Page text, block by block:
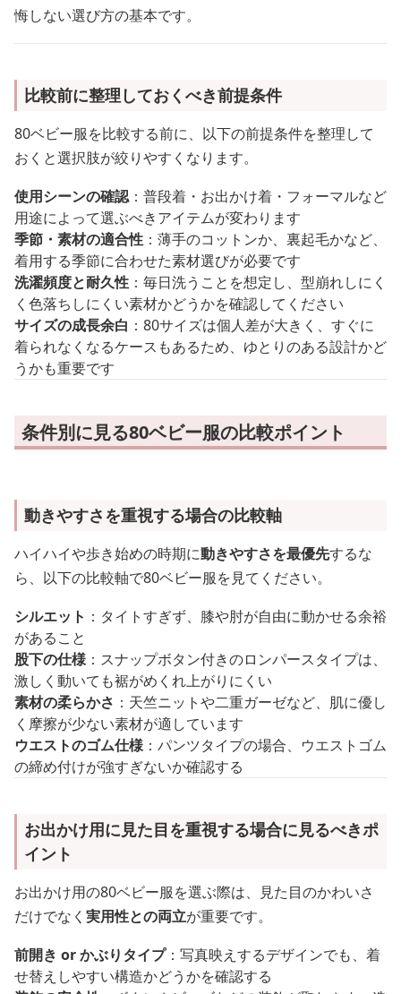
悔しない選び方の基本です。
比較前に整理しておくべき前提条件
80ベビー服を比較する前に、以下の前提条件を整理して
おくと選択肢が絞りやすくなります。
使用シーンの確認：普段着・お出かけ着・フォーマルなど
用途によって選ぶべきアイテムが変わります
季節・素材の適合性 ：薄手のコットンか、裏起毛かなど、
着用する季節に合わせた素材選びが必要です
洗濯頻度と耐久性 ：毎日洗うことを想定し、型崩れしにく
く色落ちしにくい素材かどうかを確認してください
サイズの成長余白 ：80サイズは個人差が大きく、すぐに
着られなくなるケースもあるため、ゆとりのある設計かど
うかも重要です
条件別に見る80ベビー服の比較ポイント
動きやすさを重視する場合の比較軸
ハイハイや歩き始めの時期に動きやすさを最優先するな
ら、以下の比較軸で80ベビー服を見てください。
シルエット ：タイトすぎず、膝や肘が自由に動かせる余裕
があること
股下の仕様：スナップボタン付きのロンパースタイプは、
激しく動いても裾がめくれ上がりにくい
素材の柔らかさ ：天竺ニットや二重ガーゼなど、肌に優し
く摩擦が少ない素材が適しています
ウエストのゴム仕様：パンツタイプの場合、ウエストゴム
の締め付けが強すぎないか確認する
お出かけ用に見た目を重視する場合に見るべきポ
イント
お出かけ用の80ベビー服を選ぶ際は、見た目のかわいさ
だけでなく 実用性との両立が重要です。
前開き or かぶりタイプ：写真映えするデザインでも、着
せ替えしやすい構造かどうかを確認する